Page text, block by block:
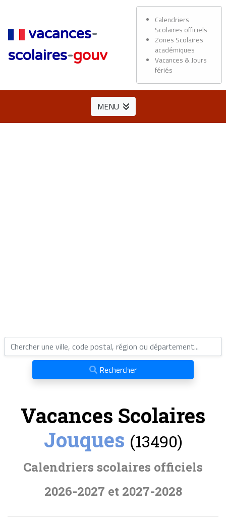
vacances-
scolaires-gouv
Calendriers
Scolaires officiels
Zones Scolaires
académiques
Vacances & Jours
fériés
MENU
Rechercher
Vacances Scolaires
Jouques (13490)
Calendriers scolaires officiels
2026-2027 et 2027-2028